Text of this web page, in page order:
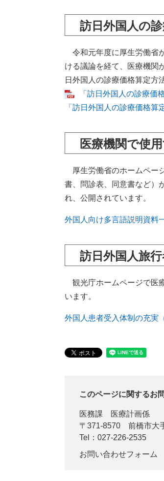
訪日外国人の
令和元年度に厚生労働省
ける議論を経て、医療機関
日外国人の診療価格算定方
「訪日外国人の診療価
「訪日外国人の診療価格算
医療機関で使
厚生労働省のホームペー
書、問診表、同意書など）
れ、公開されています。
外国人向け多言語説明資料
訪日外国人旅
観光庁ホームページで医
います。
外国人患者受入体制の充実
このページに関するお
医務課
医療計画係
〒371-8570
前橋市大
Tel：027-226-2535
お問い合わせフォーム